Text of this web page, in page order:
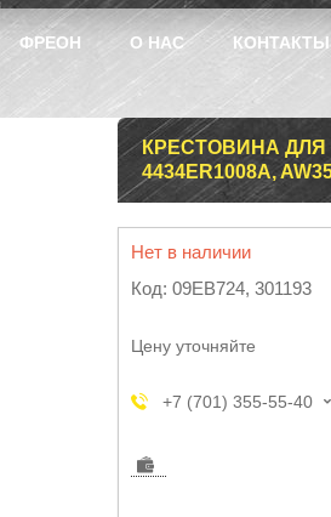
ФРЕОН О НАС КОНТАКТЫ
КРЕСТОВИНА
4434ER1008A,
Нет в наличии
Код: 09EB724, 301193
Цену уточняйте
+7 (701) 355-55-40